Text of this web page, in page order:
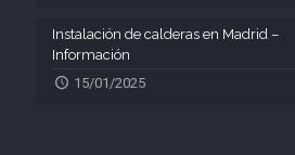
Instalación de calderas en Madrid –
Información
15/01/2025